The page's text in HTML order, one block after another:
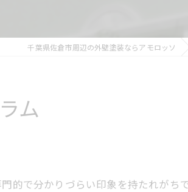
千葉県佐倉市周辺の外壁塗装ならアモロッソ
ム
で分かりづらい印象を持たれがちで